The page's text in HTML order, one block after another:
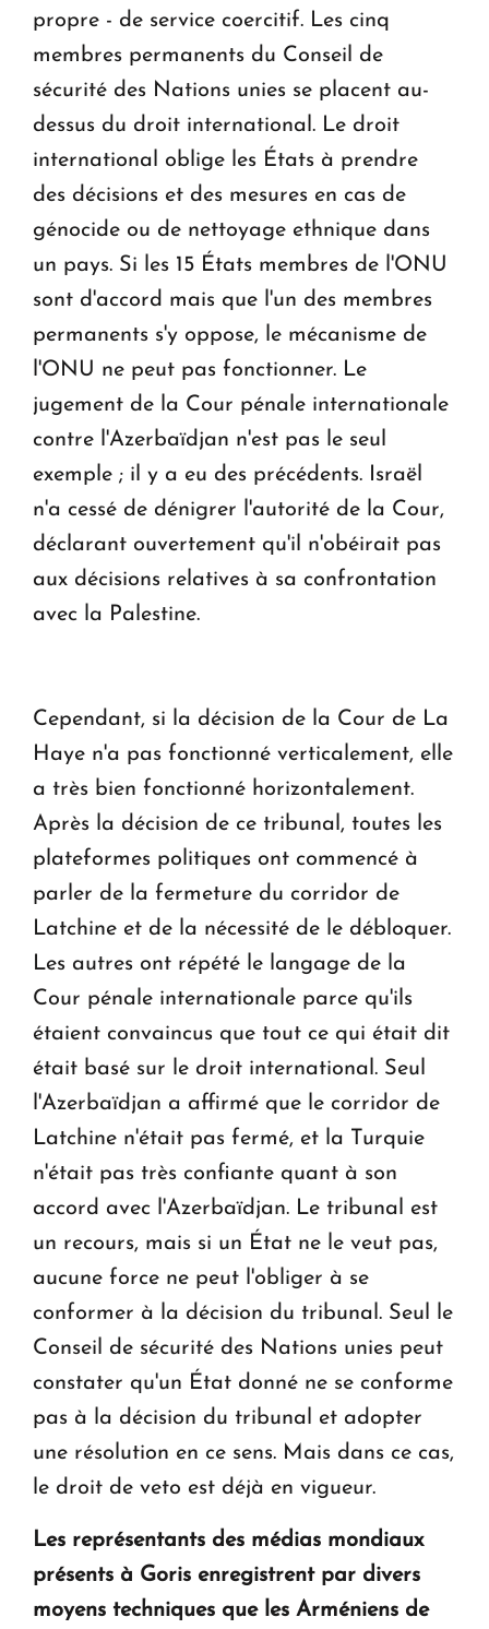
propre - de service coercitif. Les cinq
membres permanents du Conseil de
sécurité des Nations unies se placent au-
dessus du droit international. Le droit
international oblige les États à prendre
des décisions et des mesures en cas de
génocide ou de nettoyage ethnique dans
un pays. Si les 15 États membres de l'ONU
sont d'accord mais que l'un des membres
permanents s'y oppose, le mécanisme de
l'ONU ne peut pas fonctionner. Le
jugement de la Cour pénale internationale
contre l'Azerbaïdjan n'est pas le seul
exemple ; il y a eu des précédents. Israël
n'a cessé de dénigrer l'autorité de la Cour,
déclarant ouvertement qu'il n'obéirait pas
aux décisions relatives à sa confrontation
avec la Palestine.
Cependant, si la décision de la Cour de La
Haye n'a pas fonctionné verticalement, elle
a très bien fonctionné horizontalement.
Après la décision de ce tribunal, toutes les
plateformes politiques ont commencé à
parler de la fermeture du corridor de
Latchine et de la nécessité de le débloquer.
Les autres ont répété le langage de la
Cour pénale internationale parce qu'ils
étaient convaincus que tout ce qui était dit
était basé sur le droit international. Seul
l'Azerbaïdjan a affirmé que le corridor de
Latchine n'était pas fermé, et la Turquie
n'était pas très confiante quant à son
accord avec l'Azerbaïdjan. Le tribunal est
un recours, mais si un État ne le veut pas,
aucune force ne peut l'obliger à se
conformer à la décision du tribunal. Seul le
Conseil de sécurité des Nations unies peut
constater qu'un État donné ne se conforme
pas à la décision du tribunal et adopter
une résolution en ce sens. Mais dans ce cas,
le droit de veto est déjà en vigueur.
Les représentants des médias mondiaux
présents à Goris enregistrent par divers
moyens techniques que les Arméniens de